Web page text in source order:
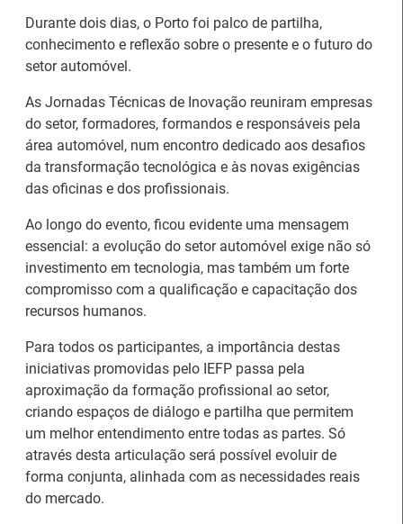
Barómetro do Mercado
mantém-se estável em
julho
diplomados do Ensino e
Formação Profissional
Durante dois dias, o Porto foi palco de partilha,
conhecimento e reflexão sobre o presente e o futuro do
setor automóvel.
As Jornadas Técnicas de Inovação reuniram empresas
do setor, formadores, formandos e responsáveis pela
área automóvel, num encontro dedicado aos desafios
da transformação tecnológica e às novas exigências
das oficinas e dos profissionais.
Ao longo do evento, ficou evidente uma mensagem
essencial: a evolução do setor automóvel exige não só
investimento em tecnologia, mas também um forte
compromisso com a qualificação e capacitação dos
recursos humanos.
Para todos os participantes, a importância destas
iniciativas promovidas pelo IEFP passa pela
aproximação da formação profissional ao setor,
criando espaços de diálogo e partilha que permitem
um melhor entendimento entre todas as partes. Só
através desta articulação será possível evoluir de
forma conjunta, alinhada com as necessidades reais
do mercado.